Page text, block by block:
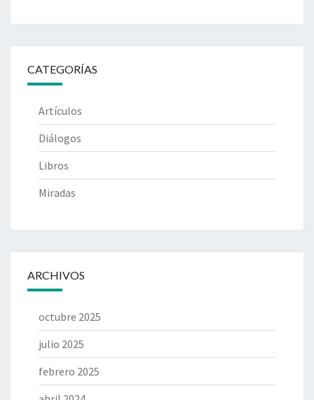
CATEGORÍAS
Artículos
Diálogos
Libros
Miradas
ARCHIVOS
octubre 2025
julio 2025
febrero 2025